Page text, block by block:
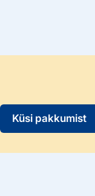
Küsi pakkumist